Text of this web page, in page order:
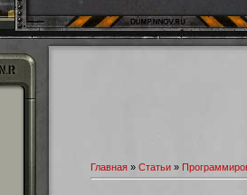
Главная » Статьи »